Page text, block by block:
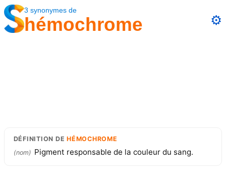
3 synonymes de
hémochrome ⚙️
DÉFINITION DEHÉMOCHROME
(nom) Pigment responsable de la couleur du sang.